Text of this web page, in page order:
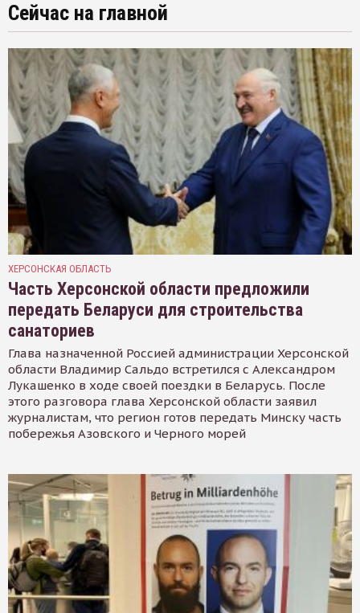
Сейчас на главной
ХЕРСОНСКАЯ ОБЛАСТЬ
Часть Херсонской области предложили
передать Беларуси для строительства
санаториев
Глава назначенной Россией администрации Херсонской
области Владимир Сальдо встретился с Александром
Лукашенко в ходе своей поездки в Беларусь. После
этого разговора глава Херсонской области заявил
журналистам, что регион готов передать Минску часть
побережья Азовского и Черного морей